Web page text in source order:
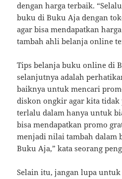
dengan harga terbaik.
buku di Buku Aja dengan
agar bisa mendapatkan
tambah ahli belanja online
Tips belanja buku online di
selanjutnya adalah
baiknya untuk mencari
diskon ongkir agar kita
terlalu dalam hanya untuk
bisa mendapatkan promo
menjadi nilai tambah dalam
Buku Aja,” kata seorang
Selain itu, jangan lupa